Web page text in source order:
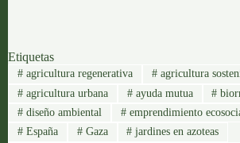
Etiquetas
#agricultura regenerativa #agricultura
#agricultura urbana #ayuda mutua #
#diseño ambiental #emprendimiento
#España #Gaza # jardines en azoteas